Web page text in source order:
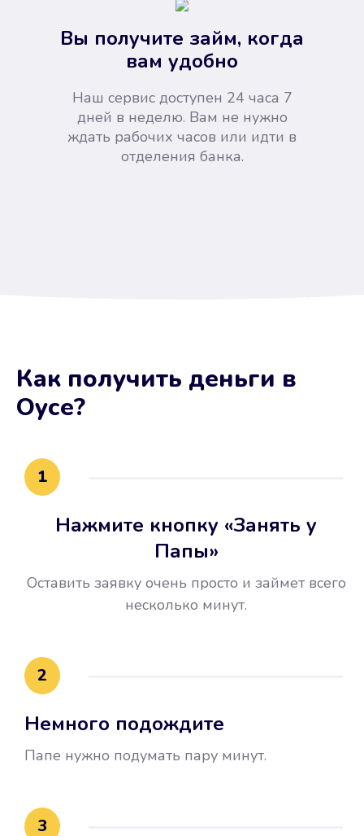
Вы получите займ, когда
вам удобно
Наш сервис доступен 24 часа 7
дней в неделю. Вам не нужно
ждать рабочих часов или идти в
отделения банка.
Не потребовались справки, залоги
и поручители. Папа вам доверяет.
воспользовались бесплатной
это открыло новые возможности в
Как получить деньги в
Оусе?
1
Нажмите кнопку «Занять у
Папы»
Оставить заявку очень просто и займет всего
несколько минут.
2
Немного подождите
Папе нужно подумать пару минут.
3